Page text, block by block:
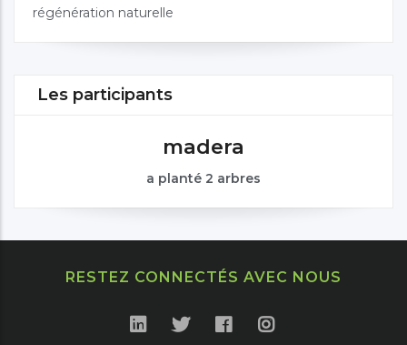
régénération naturelle
Les participants
madera
a planté 2 arbres
RESTEZ CONNECTÉS AVEC NOUS